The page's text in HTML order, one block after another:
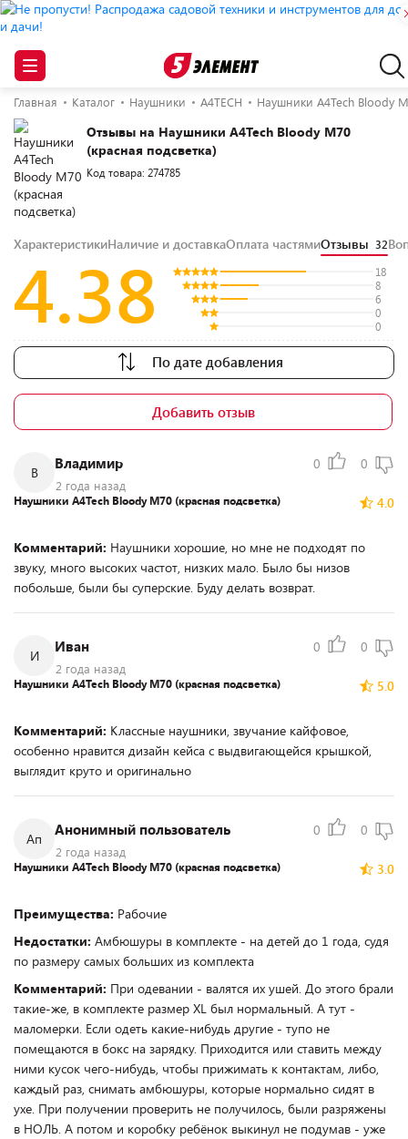
Главная Каталог Наушники A4TECH Наушники A4Tech Bloody
Отзывы на Наушники A4Tech Bloody M70
(красная подсветка)
Код товара: 274785
ХарактеристикиНаличие и доставкаОплата частямиОтзывы 32
4.38
18
8
6
0
0
По дате добавления
Добавить отзыв
В
Владимир
2 года назад
0 0
4.0
Наушники A4Tech Bloody M70 (красная подсветка)
Комментарий: Наушники хорошие, но мне не подходят по
звуку, много высоких частот, низких мало. Было бы низов
побольше, были бы суперские. Буду делать возврат.
И
Иван
2 года назад
0 0
5.0
Наушники A4Tech Bloody M70 (красная подсветка)
Комментарий: Классные наушники, звучание кайфовое,
особенно нравится дизайн кейса с выдвигающейся крышкой,
выглядит круто и оригинально
Ап
Анонимный пользователь
2 года назад
0 0
3.0
Наушники A4Tech Bloody M70 (красная подсветка)
Преимущества: Рабочие
Недостатки: Амбюшуры в комплекте - на детей до 1 года, судя
по размеру самых больших из комплекта
Комментарий: При одевании - валятся их ушей. До этого брали
такие-же, в комплекте размер XL был нормальный. А тут -
маломерки. Если одеть какие-нибудь другие - тупо не
помещаются в бокс на зарядку. Приходится или ставить между
ними кусок чего-нибудь, чтобы прижимать к контактам, либо,
каждый раз, снимать амбюшуры, которые нормально сидят в
ухе. При получении проверить не получилось, были разряжены
в НОЛЬ. А потом и коробку ребёнок выкинул не подумав - уже